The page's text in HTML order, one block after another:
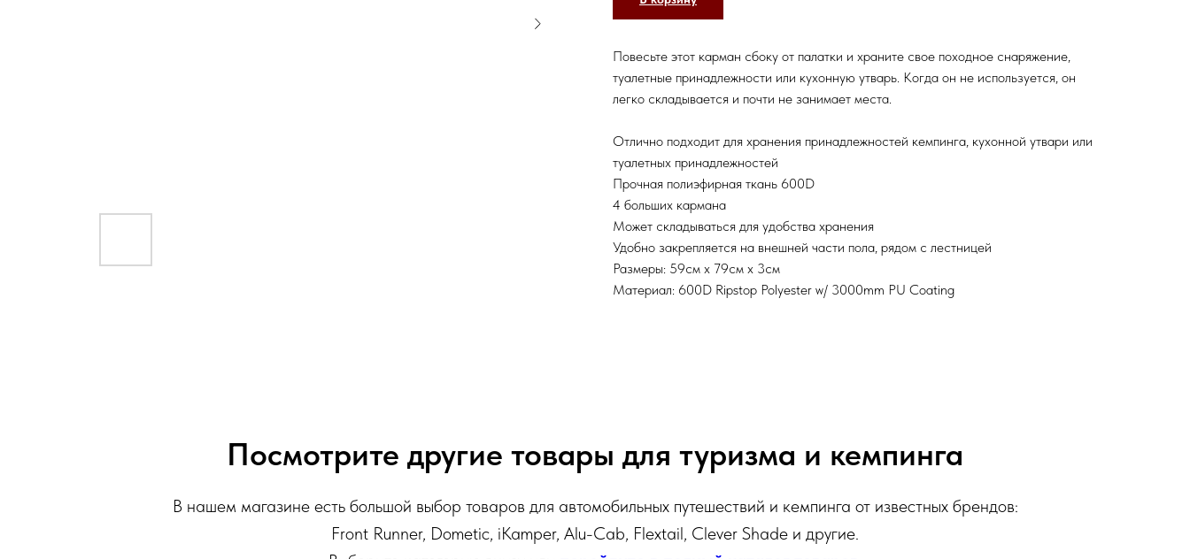
Повесьте этот карман сбоку от палатки и храните свое походное снаряжение,
туалетные принадлежности или кухонную утварь. Когда он не используется, он
легко складывается и почти не занимает места.
Отлично подходит для хранения принадлежностей кемпинга, кухонной утвари или
туалетных принадлежностей
Прочная полиэфирная ткань 600D
4 больших кармана
Может складываться для удобства хранения
Удобно закрепляется на внешней части пола, рядом с лестницей
Размеры: 59см x 79см x 3см
Материал: 600D Ripstop Polyester w/ 3000mm PU Coating
Посмотрите другие товары для туризма и кемпинга
В нашем магазине есть большой выбор товаров для автомобильных путешествий и кемпинга от известных брендов:
Front Runner, Dometic, iKamper, Alu-Cab, Flextail, Clever Shade и другие.